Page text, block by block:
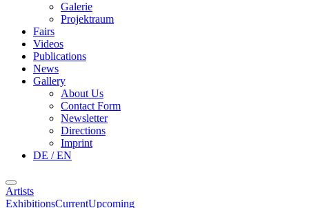
Galerie
Projektraum
Fairs
Videos
Publications
News
Gallery
About Us
Contact Form
Newsletter
Directions
Imprint
DE / EN
Artists
ExhibitionsCurrentUpcoming